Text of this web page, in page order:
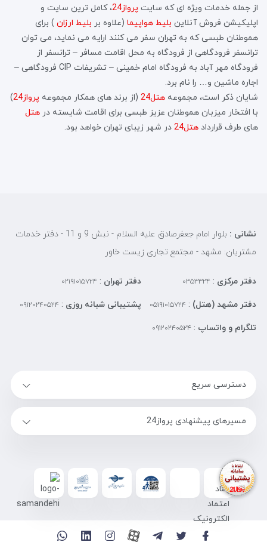
از جمله خدمات ویژه ای که سایت پرواز24
، کامل ترین سایت و
اپلیکیشن فروش آنلاین بلیط هواپیما (علاوه بر بلیط ارزان ) برای
هموطنان طبسی که به تهران سفر می کنند ارایه می نماید، می توان
ترانسفر فرودگاهی از فرودگاه به محل اقامت مسافر – ترانسفر از
فرودگاه مهر آباد به فرودگاه امام خمینی – تشریفات CIP فرودگاهی –
اجاره ماشین و… را نام برد.
شایان ذکر است، مجموعه هتل24 (از برند های همکار مجموعه پرواز24
)
با افتخار میزبان هموطنان عزیز طبسی برای اقامت شایسته در هتل
های طرف قرارداد هتل24 در شهر زیبای تهران خواهد بود.
نشانی :
بلوار امام جعفرصادق علیه السلام - نبش 9 و 11 - دفتر خدمات
مشتریان: مشهد - مجتمع تجاری زیست خاور
دفتر مرکزی : ۰۳۵۳۳۲۴ دفتر تهران :۰۲۱۹۱۰۱۵۷۲۴
دفتر مشهد (هتل) : ۰۵۱۹۱۰۱۵۷۲۴ پشتیبانی شبانه روزی :۰۹۱۲۰۲۴۰۵۲۴
تلگرام و واتساپ : ۰۹۱۲۰۲۴۰۵۲۴
دسترسی سریع
مسیرهای پیشنهادی پرواز24